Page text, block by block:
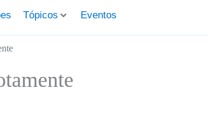
Tópicos Eventos